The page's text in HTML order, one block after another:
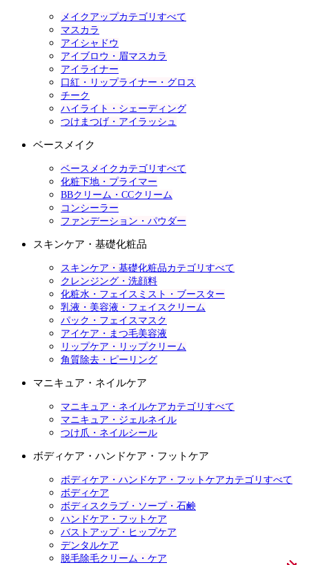
メイクアップカテゴリすべて
マスカラ
アイシャドウ
アイブロウ・眉マスカラ
アイライナー
口紅・リップライナー・グロス
チーク
ハイライト・シェーディング
つけまつげ・アイラッシュ
ベースメイク
ベースメイクカテゴリすべて
化粧下地・プライマー
BBクリーム・CCクリーム
コンシーラー
ファンデーション・パウダー
スキンケア・基礎化粧品
スキンケア・基礎化粧品カテゴリすべて
クレンジング・洗顔料
化粧水・フェイスミスト・ブースター
乳液・美容液・フェイスクリーム
パック・フェイスマスク
アイケア・まつ毛美容液
リップケア・リップクリーム
角質除去・ピーリング
マニキュア・ネイルケア
マニキュア・ネイルケアカテゴリすべて
マニキュア・ジェルネイル
つけ爪・ネイルシール
ボディケア・ハンドケア・フットケア
ボディケア・ハンドケア・フットケアカテゴリすべて
ボディケア
ボディスクラブ・ソープ・石鹸
ハンドケア・フットケア
バストアップ・ヒップケア
デンタルケア
脱毛除毛クリーム・ケア